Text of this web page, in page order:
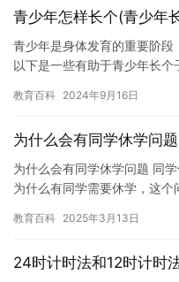
青少年怎样长个(青少年
青少年是身体发育的重要阶段
以下是一些有助于青少年长
教育百科 2024年9月16日
为什么会有同学休学问题
为什么会有同学休学问题 同
为什么有同学需要休学，这
题。 学…
教育百科 2025年3月13日
24时计时法和12时计时